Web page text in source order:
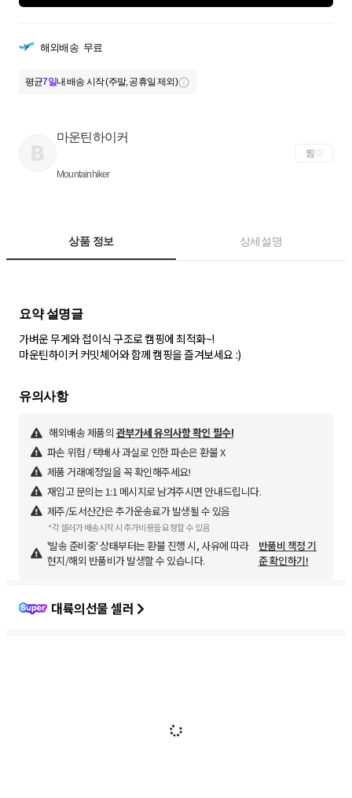
해외배송 무료
평균7일내 배송 시작 (주말, 공휴일 제외)
마운틴하이커
Mountainhiker
찜
상품 정보 상세설명
요약 설명글
가벼운 무게와 접이식 구조로 캠핑에 최적화~!
마운틴하이커 커밋체어와 함께 캠핑을 즐겨보세요 :)
유의사항
해외배송 제품의 관부가세 유의사항 확인 필수!
파손 위험 / 택배사 과실로 인한 파손은 환불 X
제품 거래예정일을 꼭 확인해주세요!
재입고 문의는 1:1 메시지로 남겨주시면 안내드립니다.
제주/도서산간은 추가운송료가 발생될 수 있음
*각 셀러가 배송시작 시 추가비용을 요청할 수 있음
'발송 준비중' 상태부터는 환불 진행 시, 사유에 따라
현지/해외 반품비가 발생할 수 있습니다.
반품비 책정 기
준 확인하기!
대륙의선물 셀러